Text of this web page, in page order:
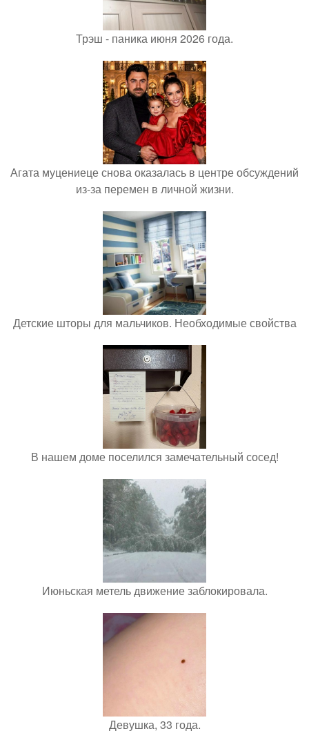
Трэш - паника июня 2026 года.
Агата муцениеце снова оказалась в центре обсуждений
из-за перемен в личной жизни.
Детские шторы для мальчиков. Необходимые свойства
В нашем доме поселился замечательный сосед!
Июньская метель движение заблокировала.
Девушка, 33 года.